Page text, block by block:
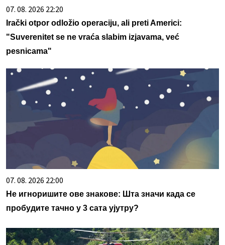
07. 08. 2026 22:20
Irački otpor odložio operaciju, ali preti Americi:
"Suverenitet se ne vraća slabim izjavama, već
pesnicama"
07. 08. 2026 22:00
Не игноришите ове знакове: Шта значи када се
пробудите тачно у 3 сата ујутру?